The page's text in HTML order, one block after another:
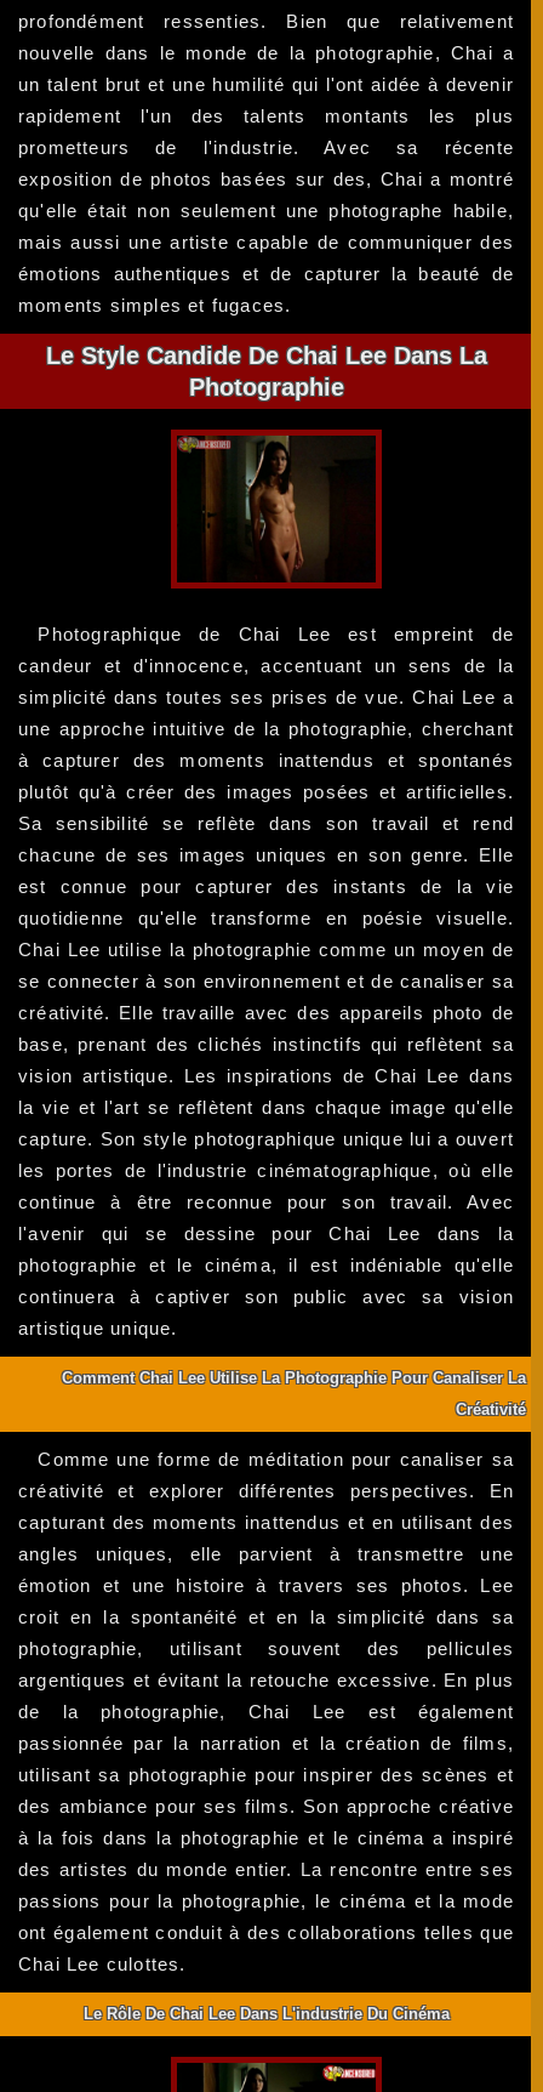
profondément ressenties. Bien que relativement
nouvelle dans le monde de la photographie, Chai a
un talent brut et une humilité qui l'ont aidée à devenir
rapidement l'un des talents montants les plus
prometteurs de l'industrie. Avec sa récente
exposition de photos basées sur des, Chai a montré
qu'elle était non seulement une photographe habile,
mais aussi une artiste capable de communiquer des
émotions authentiques et de capturer la beauté de
moments simples et fugaces.
Le Style Candide De Chai Lee Dans La
Photographie
Photographique de Chai Lee est empreint de
candeur et d'innocence, accentuant un sens de la
simplicité dans toutes ses prises de vue. Chai Lee a
une approche intuitive de la photographie, cherchant
à capturer des moments inattendus et spontanés
plutôt qu'à créer des images posées et artificielles.
Sa sensibilité se reflète dans son travail et rend
chacune de ses images uniques en son genre. Elle
est connue pour capturer des instants de la vie
quotidienne qu'elle transforme en poésie visuelle.
Chai Lee utilise la photographie comme un moyen de
se connecter à son environnement et de canaliser sa
créativité. Elle travaille avec des appareils photo de
base, prenant des clichés instinctifs qui reflètent sa
vision artistique. Les inspirations de Chai Lee dans
la vie et l'art se reflètent dans chaque image qu'elle
capture. Son style photographique unique lui a ouvert
les portes de l'industrie cinématographique, où elle
continue à être reconnue pour son travail. Avec
l'avenir qui se dessine pour Chai Lee dans la
photographie et le cinéma, il est indéniable qu'elle
continuera à captiver son public avec sa vision
artistique unique.
Comment Chai Lee Utilise La Photographie Pour Canaliser La
Créativité
Comme une forme de méditation pour canaliser sa
créativité et explorer différentes perspectives. En
capturant des moments inattendus et en utilisant des
angles uniques, elle parvient à transmettre une
émotion et une histoire à travers ses photos. Lee
croit en la spontanéité et en la simplicité dans sa
photographie, utilisant souvent des pellicules
argentiques et évitant la retouche excessive. En plus
de la photographie, Chai Lee est également
passionnée par la narration et la création de films,
utilisant sa photographie pour inspirer des scènes et
des ambiance pour ses films. Son approche créative
à la fois dans la photographie et le cinéma a inspiré
des artistes du monde entier. La rencontre entre ses
passions pour la photographie, le cinéma et la mode
ont également conduit à des collaborations telles que
Chai Lee culottes.
Le Rôle De Chai Lee Dans L'industrie Du Cinéma